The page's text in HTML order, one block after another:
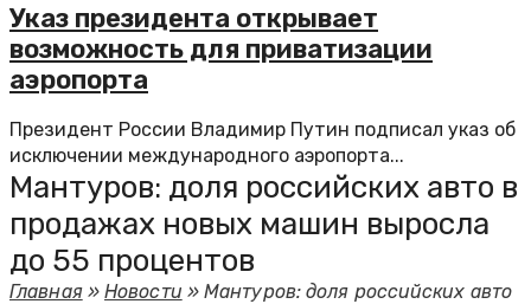
Указ президента открывает
возможность для приватизации
аэропорта
Президент России Владимир Путин подписал указ об
исключении международного аэропорта...
Мантуров: доля российских авто в
продажах новых машин выросла
до 55 процентов
Главная»Новости »Мантуров: доля российских авто